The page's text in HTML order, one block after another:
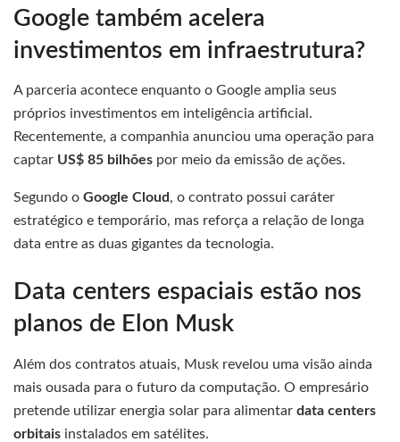
Google também acelera
investimentos em infraestrutura?
A parceria acontece enquanto o Google amplia seus
próprios investimentos em inteligência artificial.
Recentemente, a companhia anunciou uma operação para
captar US$ 85 bilhões por meio da emissão de ações.
Segundo o Google Cloud, o contrato possui caráter
estratégico e temporário, mas reforça a relação de longa
data entre as duas gigantes da tecnologia.
Data centers espaciais estão nos
planos de Elon Musk
Além dos contratos atuais, Musk revelou uma visão ainda
mais ousada para o futuro da computação. O empresário
pretende utilizar energia solar para alimentar data centers
orbitais instalados em satélites.